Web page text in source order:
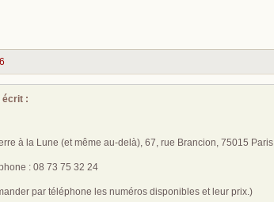
écrit :
à la Lune (et même au-delà), 67, rue Brancion, 75015 Paris
: 08 73 75 32 24
par téléphone les numéros disponibles et leur prix.)